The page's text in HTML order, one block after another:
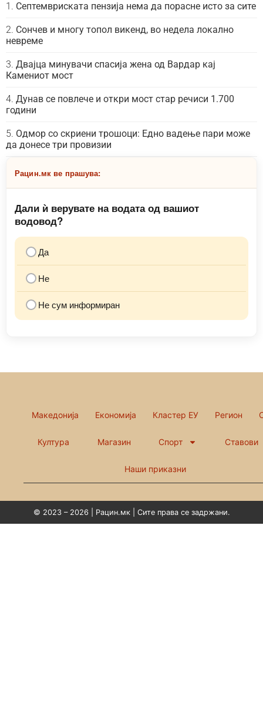
Септемвриската пензија нема да порасне исто за сите
Сончев и многу топол викенд, во недела локално
невреме
Двајца минувачи спасија жена од Вардар кај
Камениот мост
Дунав се повлече и откри мост стар речиси 1.700
години
Одмор со скриени трошоци: Едно вадење пари може
да донесе три провизии
Рацин.мк ве прашува:
Дали ѝ верувате на водата од вашиот
водовод?
Да
Не
Не сум информиран
Македонија Економија Кластер ЕУ Регион
Култура Магазин Спорт Ставови
Наши приказни
© 2023 – 2026 | Рацин.мк | Сите права се задржани.